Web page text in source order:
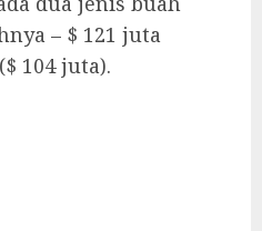
– $ 121 juta
104 juta).